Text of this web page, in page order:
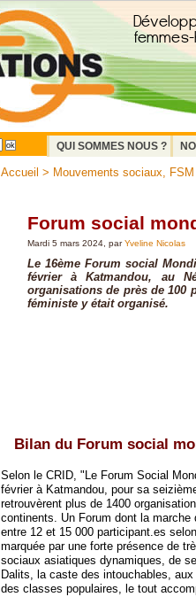
QUI SOMMES NOUS ?
Accueil > Mouvements sociaux, FSM
Forum social
Mardi 5 mars 2024, parYveline Nicolas
Le 16ème Forum social
février à Katmandou, au
organisations de près de 100
féministe y était organisé.
Bilan du Forum social
Selon le CRID, "Le Forum Social
février à Katmandou, pour sa
retrouvèrent plus de 1400
continents. Un Forum dont la marche
entre 12 et 15 000 participant.es
marquée par une forte présence de
sociaux asiatiques dynamiques, de
Dalits, la caste des intouchables,
des classes populaires, le tout